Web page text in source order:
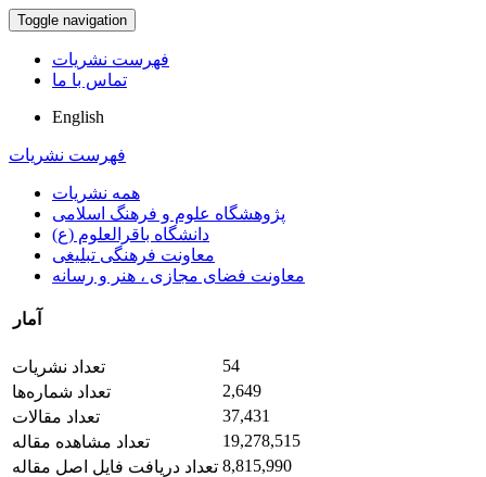
Toggle navigation
فهرست نشریات
تماس با ما
English
فهرست نشریات
همه نشریات
پژوهشگاه علوم و فرهنگ اسلامی
دانشگاه باقرالعلوم (ع)
معاونت فرهنگی تبلیغی
معاونت فضای مجازی ، هنر و رسانه
آمار
تعداد نشریات
54
تعداد شماره‌ها
2,649
تعداد مقالات
37,431
تعداد مشاهده مقاله
19,278,515
تعداد دریافت فایل اصل مقاله 8,815,990